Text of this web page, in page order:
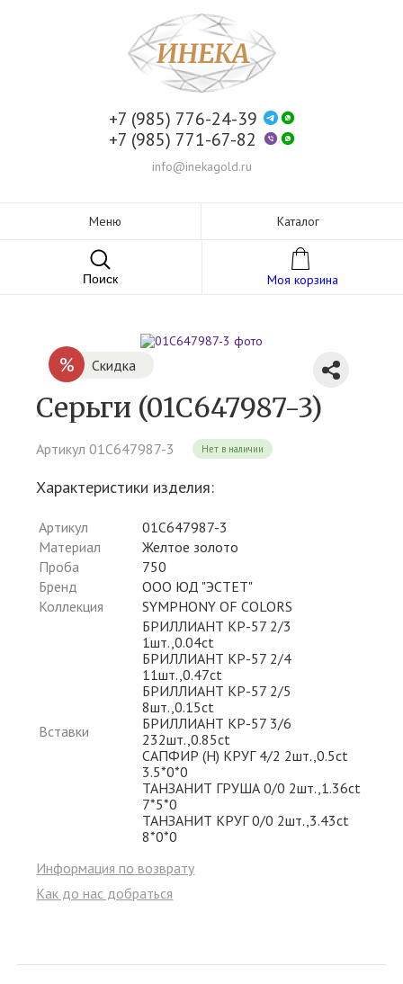
+7 (985) 776-24-39
+7 (985) 771-67-82
info@inekagold.ru
Меню Каталог
Поиск Моя корзина
% Скидка
Серьги (01С647987-3)
Артикул 01С647987-3 Нет в наличии
Характеристики изделия:
Артикул
01С647987-3
Материал
Желтое золото
Проба
750
Бренд
ООО ЮД "ЭСТЕТ"
Коллекция
SYMPHONY OF COLORS
Вставки
БРИЛЛИАНТ КР-57 2/3
1шт.,0.04ct
БРИЛЛИАНТ КР-57 2/4
11шт.,0.47ct
БРИЛЛИАНТ КР-57 2/5
8шт.,0.15ct
БРИЛЛИАНТ КР-57 3/6
232шт.,0.85ct
САПФИР (H) КРУГ 4/2 2шт.,0.5ct
3.5*0*0
ТАНЗАНИТ ГРУША 0/0 2шт.,1.36ct
7*5*0
ТАНЗАНИТ КРУГ 0/0 2шт.,3.43ct
8*0*0
Информация по возврату
Как до нас добраться